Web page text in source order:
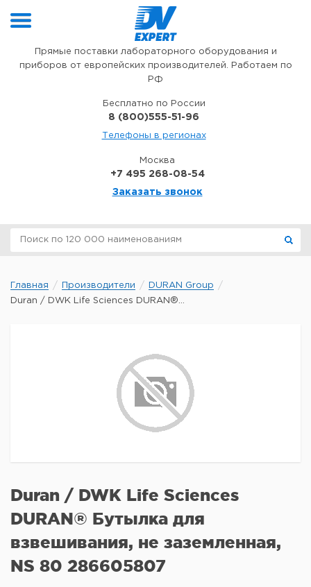
Прямые поставки лабораторного оборудования и
приборов от европейских производителей. Работаем по
РФ
Бесплатно по России
8 (800)555-51-96
Телефоны в регионах
Москва
+7 495 268-08-54
Заказать звонок
Главная Производители
DURAN Group
Duran / DWK Life Sciences DURAN®...
Duran / DWK Life Sciences
DURAN® Бутылка для
взвешивания, не заземленная,
NS 80 286605807